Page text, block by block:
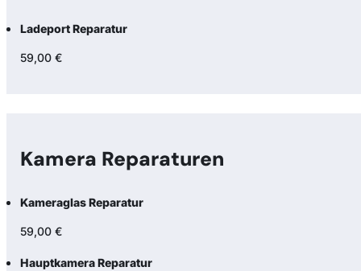
Ladeport Reparatur
59,00 €
Kamera Reparaturen
Kameraglas Reparatur
59,00 €
Hauptkamera Reparatur